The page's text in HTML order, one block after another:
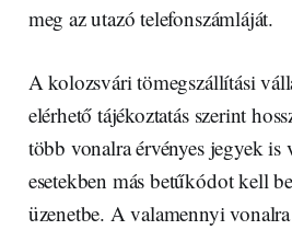
meg az utazó telefonszámláját.
A kolozsvári tömegszállítási
elérhető tájékoztatás szerint
több vonalra érvényes jegyek is
esetekben más betűkódot kell
üzenetbe. A valamennyi